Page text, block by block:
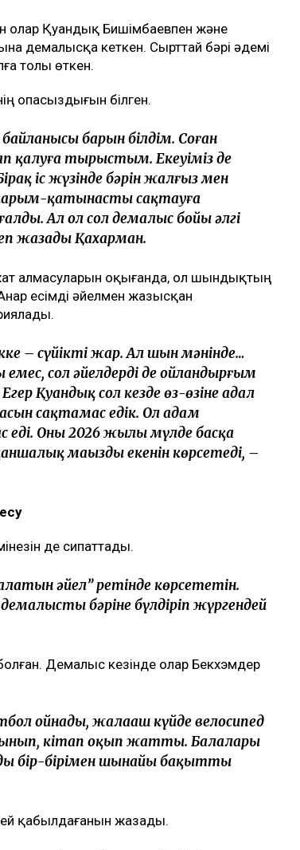
Қуандық Бишімбаевпен және
демалысқа кеткен. Сырттай бәрі әдемі
толы өткен.
опасыздығын білген.
барын білдім. Соған
қалуға тырыстым. Екеуіміз де
іс жүзінде бәрін жалғыз мен
қатынасты сақтауға
Ал ол сол демалыс бойы әлгі
жазады Қахарман.
хат алмасуларын оқығанда, ол шындықтың
есімді әйелмен жазысқан
– сүйікті жар. Ал шын мәнінде…
сол әйелдерді де ойландырғым
Қуандық сол кезде өз-өзіне адал
сақтамас едік. Ол адам
Оның 2026 жылы мүлде басқа
маңызды екенін көрсетеді, –
де сипаттады.
әйел” ретінде көрсететін.
бәріне бүлдіріп жүргендей
Демалыс кезінде олар Бекхэмдер
ойнады, жалаңаш күйде велосипед
кітап оқып жатты. Балалары
бір-бірімен шынайы бақытты
қабылдағанын жазады.